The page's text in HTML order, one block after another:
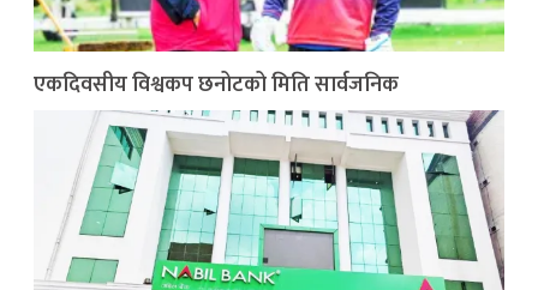
एकदिवसीय विश्वकप छनोटको मिति सार्वजनिक